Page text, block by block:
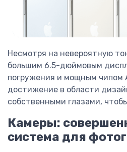
Несмотря на невероятную
большим 6.5-дюймовым
погружения и мощным чипом
достижение в области
собственными глазами,
Камеры:
система для